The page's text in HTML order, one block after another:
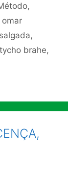
,
omar
,
tycho brahe,